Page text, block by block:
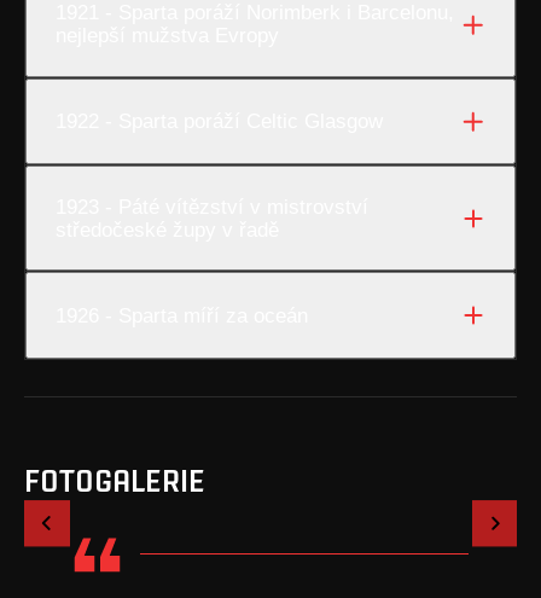
FOTOGALERIE
1